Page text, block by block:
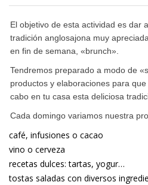
El objetivo de esta actividad es dar
tradición anglosajona muy
en fin de semana, «brunch».
Tendremos preparado a modo de
productos y elaboraciones para
cabo en tu casa esta deliciosa
Cada domingo variamos nuestra
café, infusiones o cacao
vino o cerveza
recetas dulces: tartas, yogur…
tostas saladas con diversos